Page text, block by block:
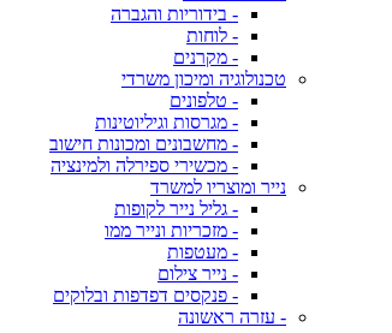
- בידוריות והגברה
- לוחות
- מקרנים
טכנולוגיה ומיכון משרדי
- טלפונים
- מגרסות וגיליוטינות
- מחשבונים ומכונות חישוב
- מכשירי ספירלה ולמינציה
נייר ומוצריו למשרד
- גליל נייר לקופות
- מזכריות ונייר ממו
- מעטפות
- נייר צילום
- פנקסים דפדפות ובלוקים
- עזרה ראשונה